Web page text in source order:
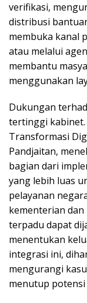
verifikasi,
distribusi
membuka kanal
atau melalui
membantu
menggunakan
Dukungan
tertinggi kabinet.
Transformasi
Pandjaitan,
bagian dari
yang lebih luas
pelayanan
kementerian
terpadu dapat
menentukan
integrasi ini,
mengurangi
menutup